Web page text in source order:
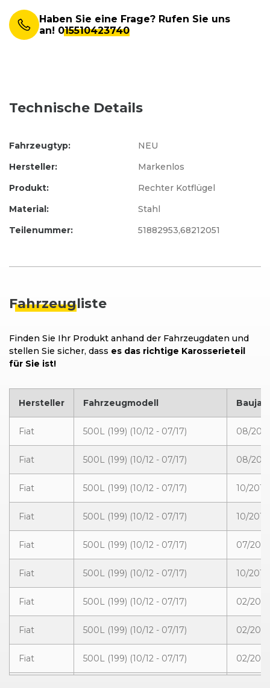
Haben Sie eine Frage? Rufen Sie uns
an! 015510423740
Technische Details
Hersteller:
Markenlos
Produkt:
Rechter Kotflügel
Fahrzeugtyp: NEU
Material:
Stahl
Teilenummer:
51882953,68212051
Fahrzeugliste
Finden Sie Ihr Produkt anhand der Fahrzeugdaten und
stellen Sie sicher, dass es das richtige Karosserieteil
für Sie ist!
Hersteller Fahrzeugmodell
Fiat 500L (199) (10/12 - 07/17) 08/
Fiat 500L (199) (10/12 - 07/17) 08/
Fiat 500L (199) (10/12 - 07/17) 10/
Fiat 500L (199) (10/12 - 07/17) 10/
Fiat 500L (199) (10/12 - 07/17) 07/
Fiat 500L (199) (10/12 - 07/17) 10/
Fiat 500L (199) (10/12 - 07/17) 02/
Fiat 500L (199) (10/12 - 07/17) 02/
Fiat 500L (199) (10/12 - 07/17) 02/